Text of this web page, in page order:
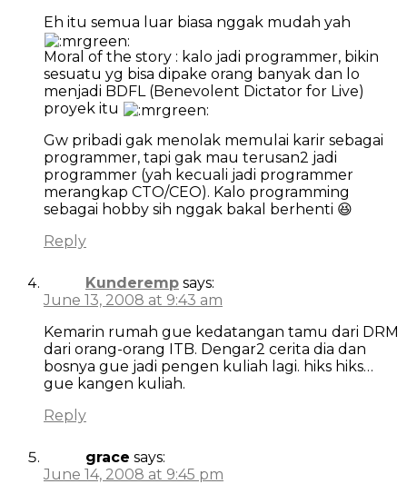
Eh itu semua luar biasa nggak mudah yah
Moral of the story : kalo jadi programmer, bikin
sesuatu yg bisa dipake orang banyak dan lo
menjadi BDFL (Benevolent Dictator for Live)
proyek itu
Gw pribadi gak menolak memulai karir sebagai
programmer, tapi gak mau terusan2 jadi
programmer (yah kecuali jadi programmer
merangkap CTO/CEO). Kalo programming
sebagai hobby sih nggak bakal berhenti 😆
Reply
Kunderemp says:
June 13, 2008 at 9:43 am
Kemarin rumah gue kedatangan tamu dari DRM
dari orang-orang ITB. Dengar2 cerita dia dan
bosnya gue jadi pengen kuliah lagi. hiks hiks…
gue kangen kuliah.
Reply
grace says:
June 14, 2008 at 9:45 pm